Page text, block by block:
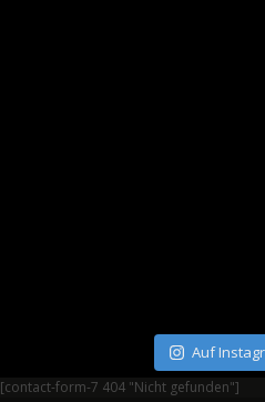
Auf
[contact-form-7 404 "Nicht gefunden"]